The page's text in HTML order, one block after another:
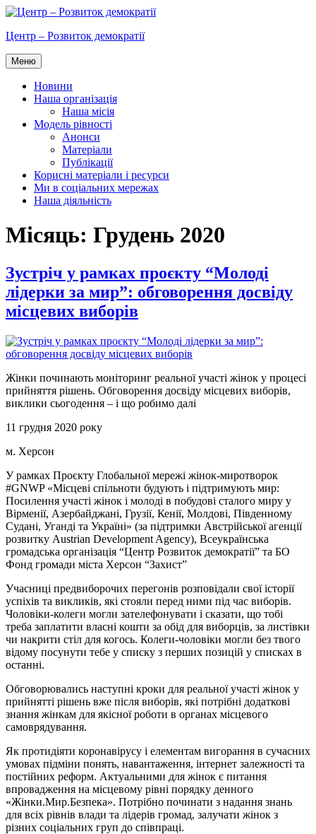
Перейти
вмісту
Центр – Розвиток демократії
Меню
Новини
Наша організація
Наша місія
Модель рівності
Анонси
Матеріали
Публікації
Корисні матеріали і ресурси
Ми в соціальних мережах
Наша діяльність
Місяць: Грудень 2020
Зустріч у рамках проєкту “Молоді
лідерки за мир”: обговорення досвіду
місцевих виборів
Жінки починають моніторинг реальної участі жінок у процесі
прийняття рішень. Обговорення досвіду місцевих виборів,
виклики сьогодення – і що робимо далі
11 грудня 2020 року
м. Херсон
У рамках Проєкту Глобальної мережі жінок-миротворок
#GNWP «Місцеві спільноти будують і підтримують мир:
Посилення участі жінок і молоді в побудові сталого миру у
Вірменії, Азербайджані, Грузії, Кенії, Молдові, Південному
Судані, Уганді та Україні» (за підтримки Австрійської агенції
розвитку Austrian Development Agency), Всеукраїнська
громадська організація “Центр Розвиток демократії” та БО
Фонд громади міста Херсон “Захист”
Учасниці предвиборочих перегонів розповідали свої історії
успіхів та викликів, які стояли перед ними під час виборів.
Чоловіки-колеги могли зателефонувати і сказати, що тобі
треба заплатити власні кошти за обід для виборців, за листівки
чи накрити стіл для когось. Колеги-чоловіки могли без твого
відому посунути тебе у списку з перших позицій у списках в
останні.
Обговорювались наступні кроки для реальної участі жінок у
прийнятті рішень вже після виборів, які потрібні додаткові
знання жінкам для якісної роботи в органах місцевого
самоврядування.
Як протидіяти коронавірусу і елементам вигорання в сучасних
умовах підміни понять, навантаження, інтернет залежності та
постійних реформ. Актуальними для жінок є питання
впровадження на місцевому рівні порядку денного
«Жінки.Мир.Безпека». Потрібно починати з надання знань
для всіх рівнів влади та лідерів громад, залучати жінок з
різних соціальних груп до співпраці.